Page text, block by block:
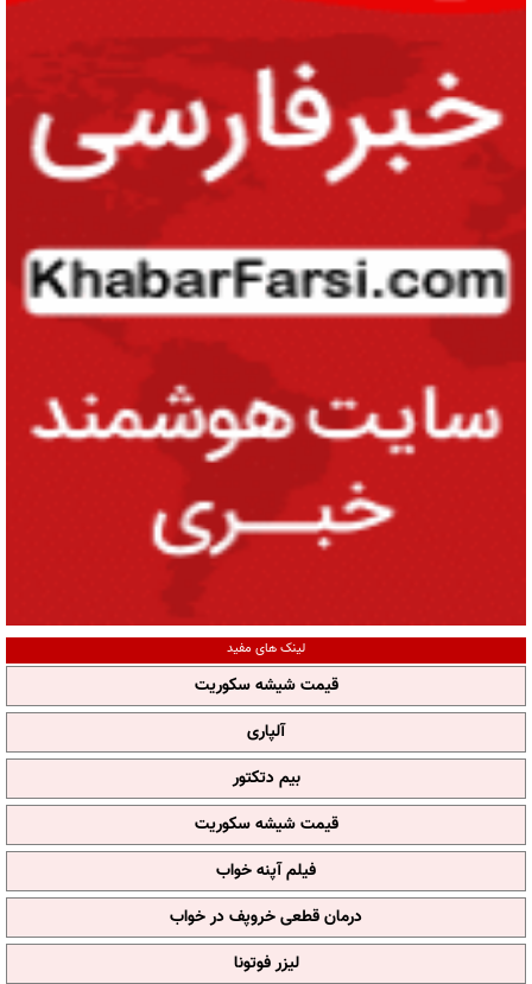
لینک های مفید
قیمت شیشه سکوریت
آلپاری
بیم دتکتور
قیمت شیشه سکوریت
فیلم آپنه خواب
درمان قطعی خروپف در خواب
لیزر فوتونا